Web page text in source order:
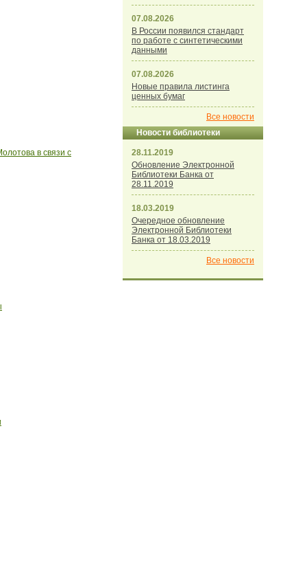
в связи с
07.08.2026
В России появился стандарт
по работе с синтетическими
данными
07.08.2026
Новые правила листинга
ценных бумаг
Все новости
Новости библиотеки
28.11.2019
Обновление Электронной
Библиотеки Банка от
28.11.2019
18.03.2019
Очередное обновление
Электронной Библиотеки
Банка от 18.03.2019
Все новости